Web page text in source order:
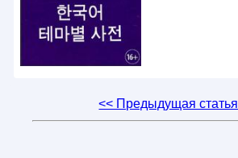
<< Предыдущая статья